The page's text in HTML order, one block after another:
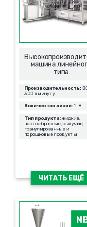
машина
типа
Производительность:
300 в минуту
Количество линий:1-8
Тип продукта:жидкие,
пастообразные, сыпучие,
гранулированные и
порошковые продукты
ЧИТАТЬ ЕЩЁ